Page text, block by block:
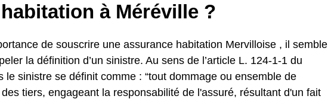
à Méréville ?
de souscrire une assurance habitation Mervilloise , il semble
la définition d’un sinistre. Au sens de l’article L. 124-1-1 du
le sinistre se définit comme : “tout dommage ou ensemble de
tiers, engageant la responsabilité de l'assuré, résultant d'un fait